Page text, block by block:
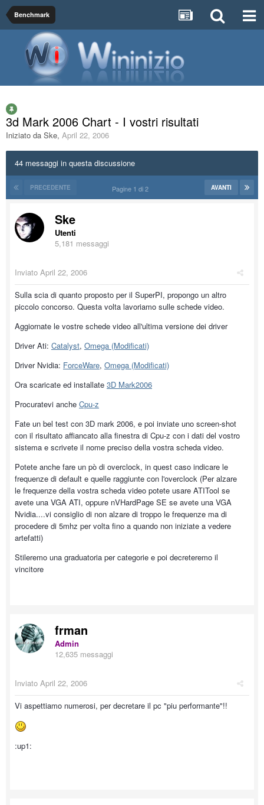
Benchmark
3d Mark 2006 Chart - I vostri risultati
Iniziato da Ske, April 22, 2006
44 messaggi in questa discussione
PRECEDENTE AVANTI
Pagine 1 di 2
Ske
Utenti
5,181 messaggi
Inviato April 22, 2006
Sulla scia di quanto proposto per il SuperPI, propongo un altro
piccolo concorso. Questa volta lavoriamo sulle schede video.
Aggiornate le vostre schede video all'ultima versione dei driver
Driver Ati: Catalyst, Omega (Modificati)
Driver Nvidia: ForceWare, Omega (Modificati)
Ora scaricate ed installate 3D Mark2006
Procuratevi anche Cpu-z
Fate un bel test con 3D mark 2006, e poi inviate uno screen-shot
con il risultato affiancato alla finestra di Cpu-z con i dati del vostro
sistema e scrivete il nome preciso della vostra scheda video.
Potete anche fare un pò di overclock, in quest caso indicare le
frequenze di default e quelle raggiunte con l'overclock (Per alzare
le frequenze della vostra scheda video potete usare ATITool se
avete una VGA ATI, oppure nVHardPage SE se avete una VGA
Nvidia....vi consiglio di non alzare di troppo le frequenze ma di
procedere di 5mhz per volta fino a quando non iniziate a vedere
artefatti)
Stileremo una graduatoria per categorie e poi decreteremo il
vincitore
frman
Admin
12,635 messaggi
Inviato April 22, 2006
Vi aspettiamo numerosi, per decretare il pc "piu performante"!!
:up1: